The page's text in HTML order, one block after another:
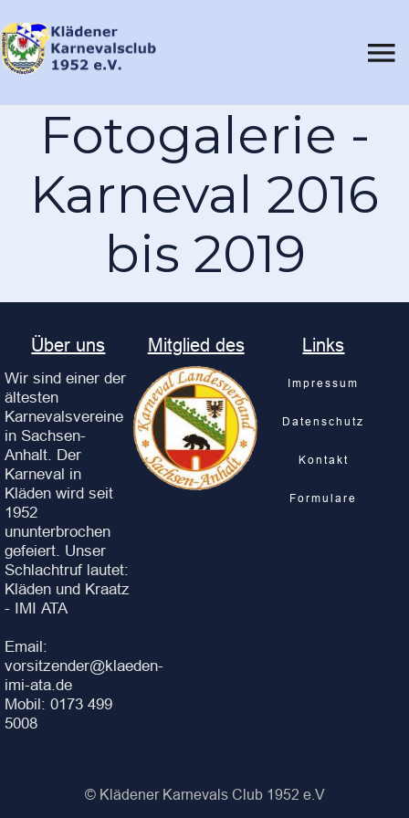
Fotogalerie -
Karneval 2016
bis 2019
Über uns
Wir sind einer der
ältesten
Karnevalsvereine
in Sachsen-
Anhalt. Der
Karneval in
Kläden wird seit
1952
ununterbrochen
gefeiert. Unser
Schlachtruf lautet:
Kläden und Kraatz
- IMI ATA
Email:
vorsitzender@klaeden-
imi-ata.de
Mobil: 0173 499
5008
Mitglied des Links
Impressum
Datenschutz
Kontakt
Formulare
© Klädener Karnevals Club 1952 e.V